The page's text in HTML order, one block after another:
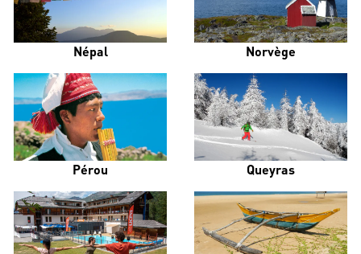
Népal Norvège
Pérou Queyras